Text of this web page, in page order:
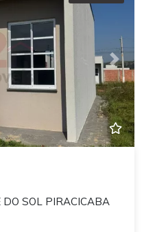
Next
SOL PIRACICABA